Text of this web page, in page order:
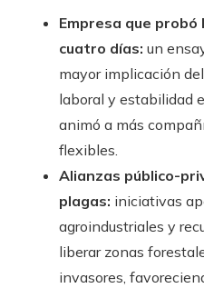
Empresa que
cuatro días: un
mayor implicación
laboral y estabilidad
animó a más
flexibles.
Alianzas público-
plagas: iniciativas
agroindustriales y
liberar zonas
invasores,